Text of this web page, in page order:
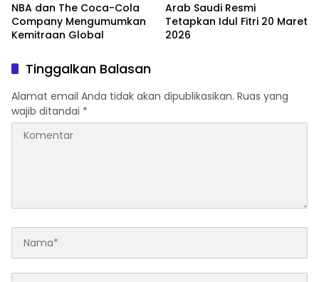
NBA dan The Coca-Cola
Company Mengumumkan
Kemitraan Global
Arab Saudi Resmi
Tetapkan Idul Fitri 20 Maret
2026
Tinggalkan Balasan
Alamat email Anda tidak akan dipublikasikan. Ruas yang
wajib ditandai *